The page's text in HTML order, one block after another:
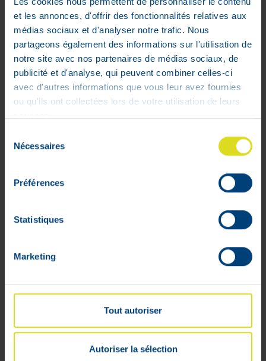
et les annonces, d'offrir des fonctionnalités relatives aux
médias sociaux et d'analyser notre trafic. Nous
partageons également des informations sur l'utilisation de
notre site avec nos partenaires de médias sociaux, de
publicité et d'analyse, qui peuvent combiner celles-ci
avec d'autres informations que vous leur avez fournies
ou qu'ils ont collectées lors de votre utilisation de leurs
Nécessaires
Préférences
Statistiques
Marketing
Tout autoriser
Autoriser la sélection
Neovis Total Multi Oftalmologische
oplossing 15 ml
In voorraad
1 - 3 van 3